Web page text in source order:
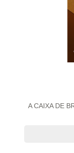
A CAIXA DE